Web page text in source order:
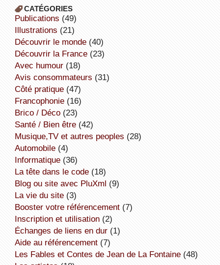
CATÉGORIES
publications (49)
illustrations (21)
découvrir le monde(40)
découvrir la France(23)
avec humour(18)
avis consommateurs (31)
côté pratique(47)
Francophonie(16)
Brico / Déco(23)
Santé / Bien être(42)
Musique,TV et autres peoples (28)
Automobile(4)
informatique(36)
la tête dans le code(18)
Blog ou site avec PluXml (9)
la vie du site(3)
booster votre référencement(7)
inscription et utilisation(2)
échanges de liens en dur(1)
aide au référencement(7)
Les Fables et Contes de Jean de La Fontaine(48)